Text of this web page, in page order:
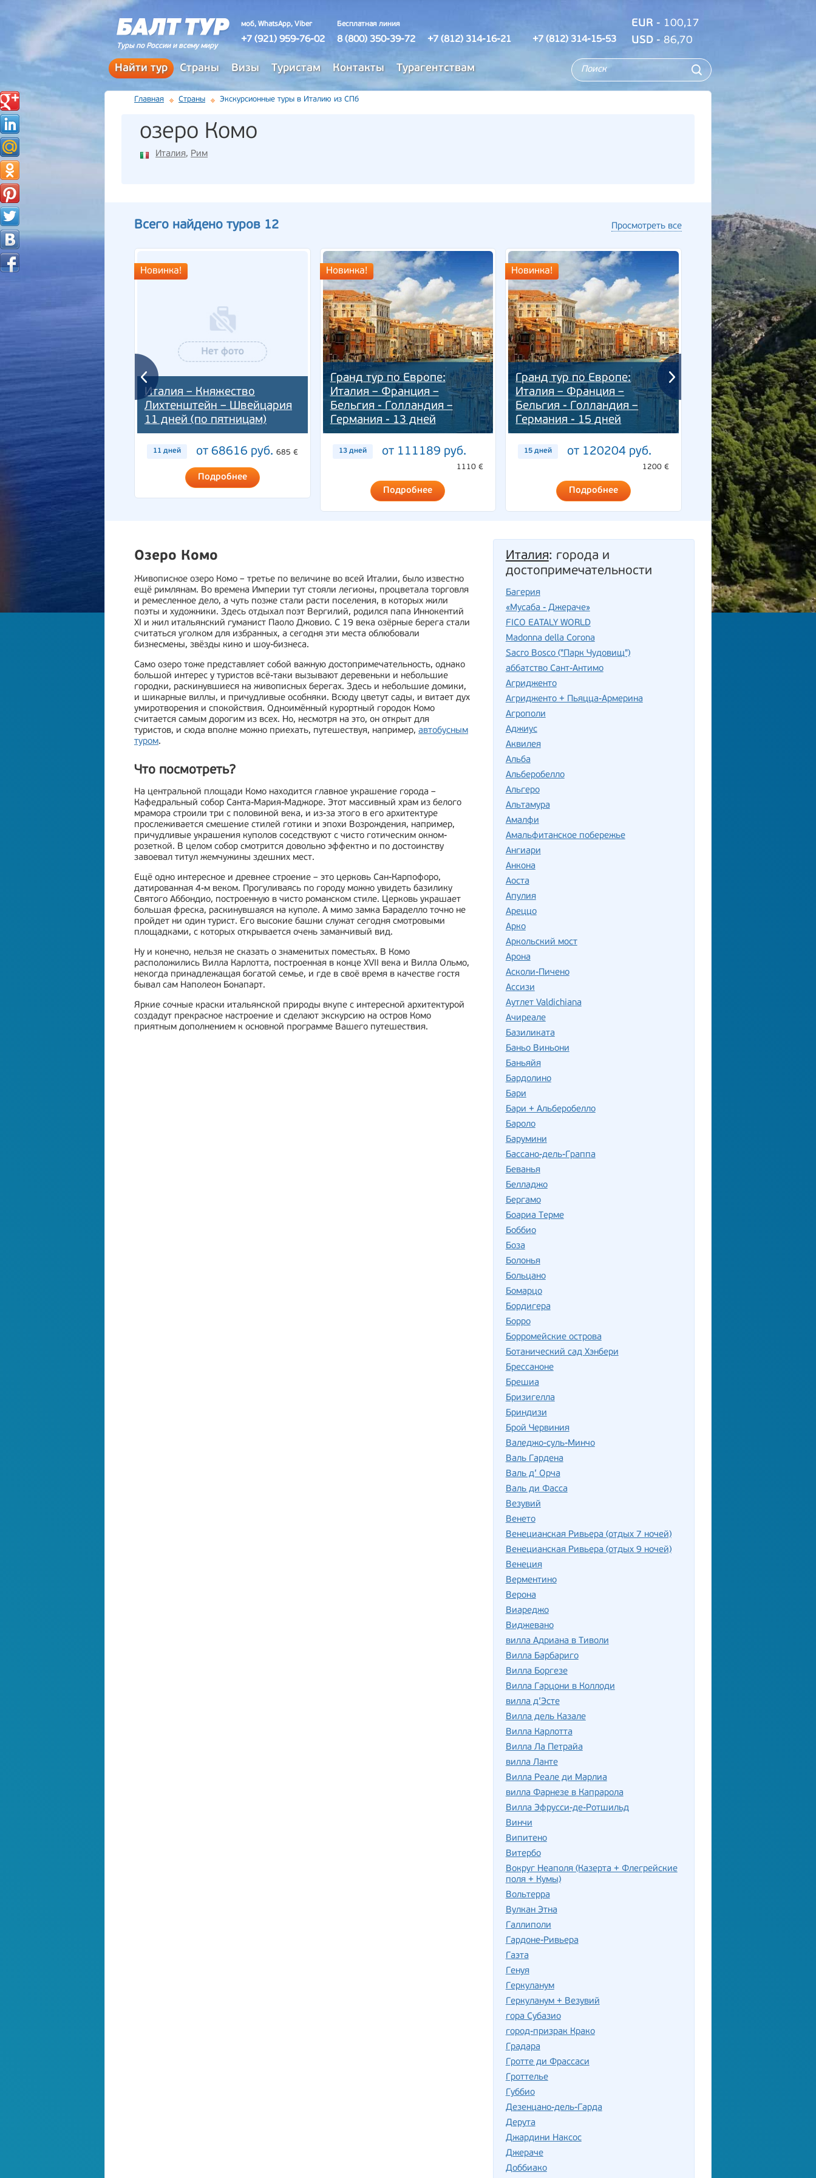
Туры по России и всему миру
моб, WhatsApp, Viber
+7 (921) 959-76-02
Бесплатная линия
8 (800) 350-39-72 +7 (812) 314-16-21 +7 (812) 314-15-53
EUR - 100,17
USD - 86,70
Найти тур Страны Визы Туристам Контакты Турагентствам
Главная Страны Экскурсионные туры в Италию из СПб
озеро Комо
Италия, Рим
Всего найдено туров 12 Просмотреть все
Италия – Княжество
Лихтенштейн – Швейцария
11 дней (по пятницам)
Новинка!
11 дней от 68616 руб. 685 €
Подробнее
Гранд тур по Европе:
Италия – Франция –
Бельгия - Голландия –
Германия - 13 дней
Новинка!
13 дней от 111189 руб.
1110 €
Подробнее
Гранд тур по Европе:
Италия – Франция –
Бельгия - Голландия –
Германия - 15 дней
Новинка!
15 дней от 120204 руб.
1200 €
Подробнее
Италия - Австрия -
Германия* -
Словения 8 дней
Новинка!
8 дней от 60302
Подробнее
Озеро Комо
Живописное озеро Комо – третье по величине во всей Италии, было известно
ещё римлянам. Во времена Империи тут стояли легионы, процветала торговля
и ремесленное дело, а чуть позже стали расти поселения, в которых жили
поэты и художники. Здесь отдыхал поэт Вергилий, родился папа Иннокентий
XI и жил итальянский гуманист Паоло Джовио. С 19 века озёрные берега стали
считаться уголком для избранных, а сегодня эти места облюбовали
бизнесмены, звёзды кино и шоу-бизнеса.
Само озеро тоже представляет собой важную достопримечательность, однако
большой интерес у туристов всё-таки вызывают деревеньки и небольшие
городки, раскинувшиеся на живописных берегах. Здесь и небольшие домики,
и шикарные виллы, и причудливые особняки. Всюду цветут сады, и витает дух
умиротворения и спокойствия. Одноимённый курортный городок Комо
считается самым дорогим из всех. Но, несмотря на это, он открыт для
туристов, и сюда вполне можно приехать, путешествуя, например, автобусным
туром.
Что посмотреть?
На центральной площади Комо находится главное украшение города –
Кафедральный собор Санта-Мария-Маджоре. Этот массивный храм из белого
мрамора строили три с половиной века, и из-за этого в его архитектуре
прослеживается смешение стилей готики и эпохи Возрождения, например,
причудливые украшения куполов соседствуют с чисто готическим окном-
розеткой. В целом собор смотрится довольно эффектно и по достоинству
завоевал титул жемчужины здешних мест.
Ещё одно интересное и древнее строение – это церковь Сан-Карпофоро,
датированная 4-м веком. Прогуливаясь по городу можно увидеть базилику
Святого Аббондио, построенную в чисто романском стиле. Церковь украшает
большая фреска, раскинувшаяся на куполе. А мимо замка Бараделло точно не
пройдет ни один турист. Его высокие башни служат сегодня смотровыми
площадками, с которых открывается очень заманчивый вид.
Ну и конечно, нельзя не сказать о знаменитых поместьях. В Комо
расположились Вилла Карлотта, построенная в конце XVII века и Вилла Ольмо,
некогда принадлежащая богатой семье, и где в своё время в качестве гостя
бывал сам Наполеон Бонапарт.
Яркие сочные краски итальянской природы вкупе с интересной архитектурой
создадут прекрасное настроение и сделают экскурсию на остров Комо
приятным дополнением к основной программе Вашего путешествия.
Италия: города и
достопримечательности
Багерия
«Мусаба - Джераче»
FICO EATALY WORLD
Madonna della Corona
Sacro Bosco ("Парк Чудовищ")
аббатство Сант-Антимо
Агридженто
Агридженто + Пьяцца-Армерина
Агрополи
Аджиус
Аквилея
Альба
Альберобелло
Альгеро
Альтамура
Амалфи
Амальфитанское побережье
Ангиари
Анкона
Аоста
Апулия
Ареццо
Арко
Аркольский мост
Арона
Асколи-Пичено
Ассизи
Аутлет Valdichiana
Ачиреале
Базиликата
Баньо Виньони
Баньяйя
Бардолино
Бари
Бари + Альберобелло
Бароло
Барумини
Бассано-дель-Граппа
Беванья
Белладжо
Бергамо
Боариа Терме
Боббио
Боза
Болонья
Больцано
Бомарцо
Бордигера
Борро
Борромейские острова
Ботанический сад Хэнбери
Брессаноне
Брешиа
Бризигелла
Бриндизи
Брой Червиния
Валеджо-суль-Минчо
Валь Гардена
Валь д’ Орча
Валь ди Фасса
Везувий
Венето
Венецианская Ривьера (отдых 7 ночей)
Венецианская Ривьера (отдых 9 ночей)
Венеция
Верментино
Верона
Виареджо
Виджевано
вилла Адриана в Тиволи
Вилла Барбариго
Вилла Боргезе
Вилла Гарцони в Коллоди
вилла д’Эсте
Вилла дель Казале
Вилла Карлотта
Вилла Ла Петрайа
вилла Ланте
Вилла Реале ди Марлиа
вилла Фарнезе в Капрарола
Вилла Эфрусси-де-Ротшильд
Винчи
Випитено
Витербо
Вокруг Неаполя (Казерта + Флегрейские
поля + Кумы)
Вольтерра
Вулкан Этна
Галлиполи
Гардоне-Ривьера
Гаэта
Генуя
Геркуланум
Геркуланум + Везувий
гора Субазио
город-призрак Крако
Градара
Гротте ди Фрассаси
Гроттелье
Губбио
Дезенцано-дель-Гарда
Дерута
Джардини Наксос
Джераче
Доббиако